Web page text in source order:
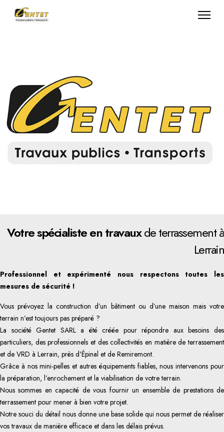
Votre spécialiste en travauxde terrassement à
Lerrain
Professionnel et expérimenté nous respectons toutes les
mesures de sécurité !
Vous prévoyez la construction d’un bâtiment ou d’une maison mais votre
terrain n’est toujours pas préparé ?
La société Gentet SARL a été créée pour répondre aux besoins des
particuliers, des professionnels et des collectivités en matière de terrassement
et de VRD à Lerrain, près d'Épinal et de Remiremont.
Grâce à nos mini-pelles et autres équipements fiables, nous intervenons pour
la préparation, l’enrochement et la viabilisation de votre terrain.
Nous sommes en capacité de vous fournir un ensemble de prestations de
terrassement pour mener à bien votre projet.
Notre souci du détail nous donne une base solide qui nous permet de réaliser
vos travaux de manière efficace et dans les délais prévus.